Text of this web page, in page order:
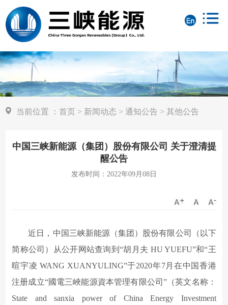
当前位置 ：首页 > 新闻动态 >通知公告 >其他公告
中国三峡新能源（集团）股份有限公司 关于澄清提
醒公告
发布时间：2022年09月08日
近日，中国三峡新能源（集团）股份有限公司（以下
简称公司）从公开网站查询到“胡月夫 HU YUEFU”和“王
暄宇凌 WANG XUANYULING”于2020年7月在中国香港
注册成立“國電三峽能源資本管理有限公司”（英文名称：
State and sanxia power of China Energy Investment